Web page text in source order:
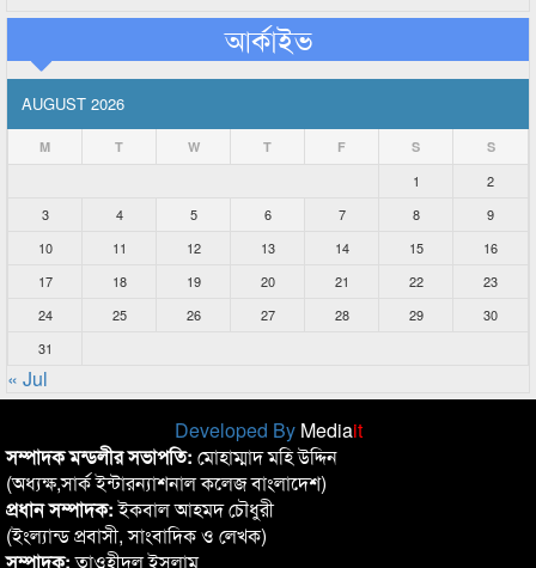
আর্কাইভ
AUGUST 2026
M T W T F S S
1
2
3
4 5 6 7 8
9
10
11 12 13 14 15
16
17
18 19 20 21 22
23
24
25 26 27 28 29
30
31
« Jul
Developed By Mediait
সম্পাদক মন্ডলীর সভাপতি: মোহাম্মাদ মহি উদ্দিন
(অধ্যক্ষ,সার্ক ইন্টারন্যাশনাল কলেজ বাংলাদেশ)
প্রধান সম্পাদক:ইকবাল আহমদ চৌধুরী
(ইংল্যান্ড প্রবাসী, সাংবাদিক ও লেখক)
সম্পাদক:তাওহীদুল ইসলাম